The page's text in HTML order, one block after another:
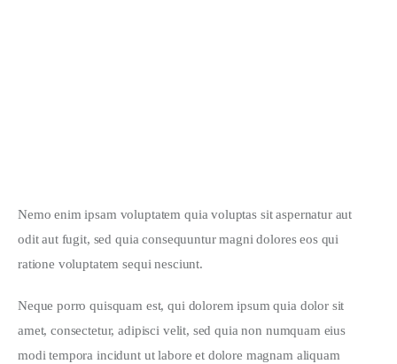
Nemo enim ipsam voluptatem quia voluptas sit aspernatur aut
odit aut fugit, sed quia consequuntur magni dolores eos qui
ratione voluptatem sequi nesciunt.
Neque porro quisquam est, qui dolorem ipsum quia dolor sit
amet, consectetur, adipisci velit, sed quia non numquam eius
modi tempora incidunt ut labore et dolore magnam aliquam